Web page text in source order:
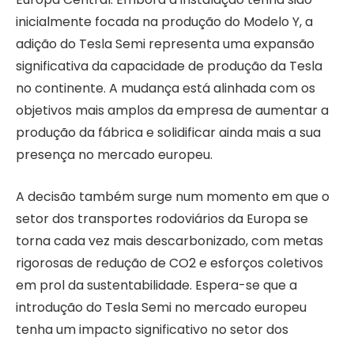
inicialmente focada na produção do Modelo Y, a
adição do Tesla Semi representa uma expansão
significativa da capacidade de produção da Tesla
no continente. A mudança está alinhada com os
objetivos mais amplos da empresa de aumentar a
produção da fábrica e solidificar ainda mais a sua
presença no mercado europeu.
A decisão também surge num momento em que o
setor dos transportes rodoviários da Europa se
torna cada vez mais descarbonizado, com metas
rigorosas de redução de CO2 e esforços coletivos
em prol da sustentabilidade. Espera-se que a
introdução do Tesla Semi no mercado europeu
tenha um impacto significativo no setor dos